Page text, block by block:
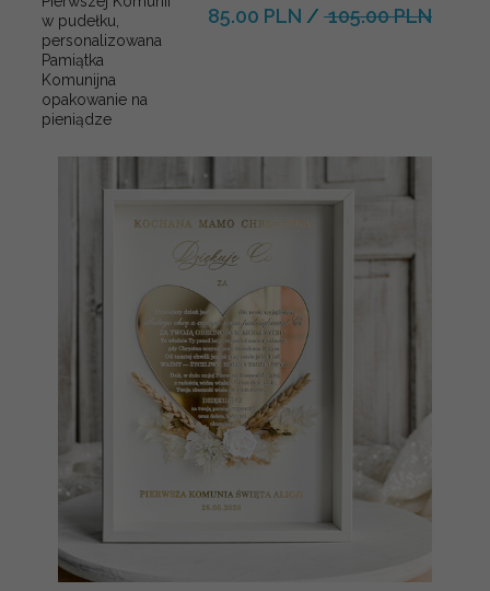
w pudełku,
personalizowana
Pamiątka
Komunijna
opakowanie na
pieniądze
85.00 PLN / 105.00 PLN